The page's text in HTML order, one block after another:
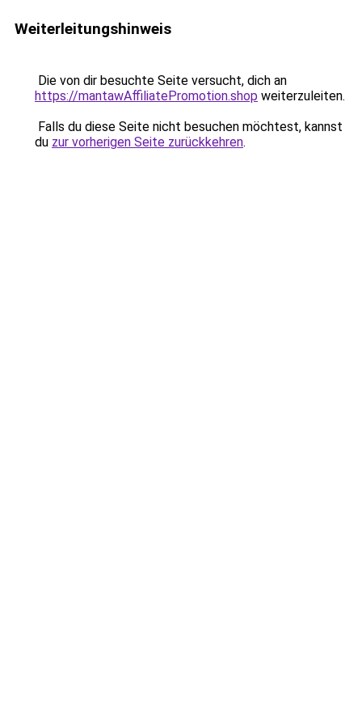
Weiterleitungshinweis
Die von dir besuchte Seite versucht, dich an
https://mantawAffiliatePromotion.shop weiterzuleiten.
Falls du diese Seite nicht besuchen möchtest, kannst
du zur vorherigen Seite zurückkehren.